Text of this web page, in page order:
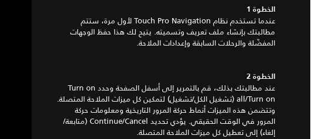
الخطوة 1
عندما تستخدم نظام Touch Pro Navigation لأول مرة، ستتم
مطالبتك بإنشاء ملف تعريف وتسميته. يتيح لك هذا حفظ الوجهات
المفضّلة والرحلات السابقة وإعدادات الملاحة.
الخطوة 2
عند مطالبتك بذلك، قم بالتمرير إلى أسفل الصفحة وحدد Turn on
all/Turn on (تشغيل الكل/تشغيل) لتمكين كل ميزات الملاحة المتصلة.
وتتضمن هذه الميزات أنماط حركة المرور التاريخية ومعلومات حركة
المرور في الوقت الحقيقي. يؤدي تحديد Continue/Cancel (متابعة/
إلغاء) إلى تعطيل كل ميزات الملاحة المتصلة.